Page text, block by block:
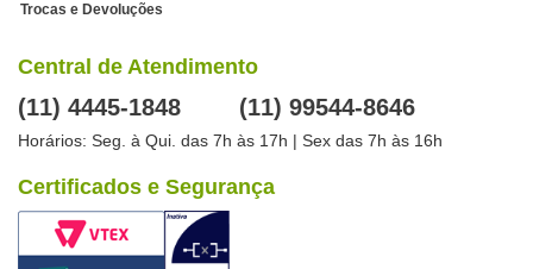
Trocas e Devoluções
Central de Atendimento
(11) 4445-1848 (11) 99544-8646
Horários: Seg. à Qui. das 7h às 17h | Sex das 7h às 16h
Certificados e Segurança